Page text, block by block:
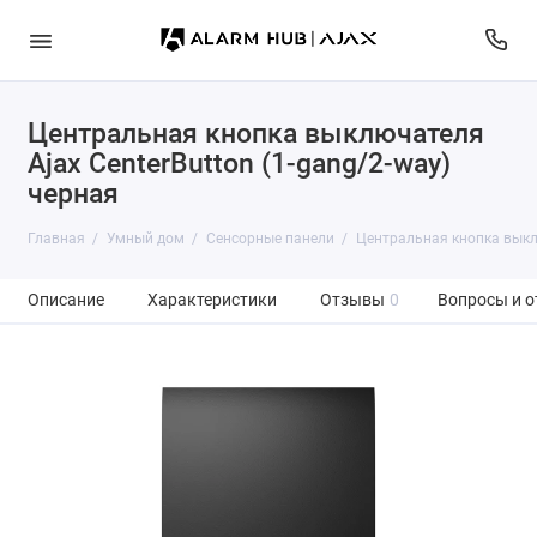
Центральная кнопка выключателя
Ajax CenterButton (1-gang/2-way)
черная
Главная Умный дом Сенсорные панели Центральная кнопка
Описание Характеристики Отзывы 0 Вопросы и